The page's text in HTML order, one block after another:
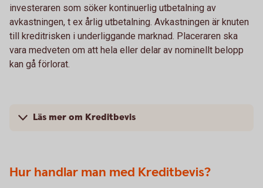
investeraren som söker kontinuerlig utbetalning av
avkastningen, t ex årlig utbetalning. Avkastningen är knuten
till kreditrisken i underliggande marknad. Placeraren ska
vara medveten om att hela eller delar av nominellt belopp
kan gå förlorat.
Läs mer om Kreditbevis
Hur handlar man med Kreditbevis?